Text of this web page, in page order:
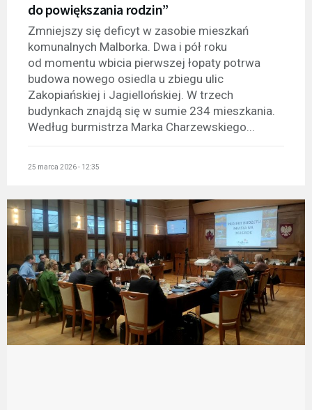
do powiększania rodzin”
Zmniejszy się deficyt w zasobie mieszkań
komunalnych Malborka. Dwa i pół roku
od momentu wbicia pierwszej łopaty potrwa
budowa nowego osiedla u zbiegu ulic
Zakopiańskiej i Jagiellońskiej. W trzech
budynkach znajdą się w sumie 234 mieszkania.
Według burmistrza Marka Charzewskiego...
25 marca 2026 - 12:35